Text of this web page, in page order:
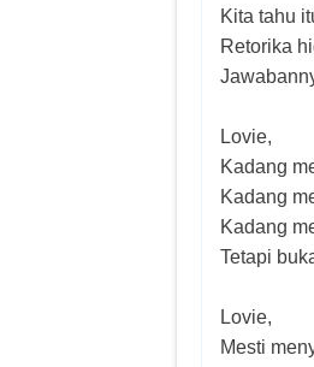
Kita tahu
Retorika
Lovie,
Kadang
Kadang
Kadang
Tetapi
Lovie,
Mesti